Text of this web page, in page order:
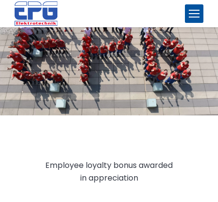
Employee loyalty bonus awarded
in appreciation